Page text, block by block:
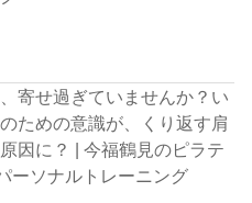
寄せ過ぎていませんか？い
ための意識が、くり返す肩
因に？ | 今福鶴見のピラテ
ーソナルトレーニング